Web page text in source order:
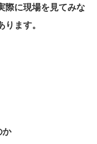
際に現場を見てみな
ます。
か